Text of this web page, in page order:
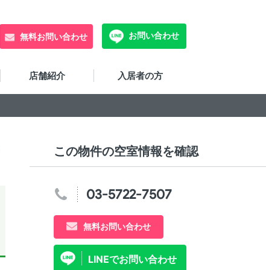
無料お問い合わせ お問い合わせ
店舗紹介 入居者の方
この物件の空室情報を確認
03-5722-7507
無料お問い合わせ
LINEでお問い合わせ